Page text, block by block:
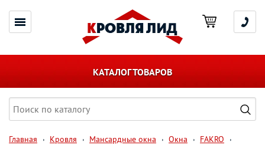
КАТАЛОГ ТОВАРОВ
Главная Кровля Мансардные окна Окна
FAKRO